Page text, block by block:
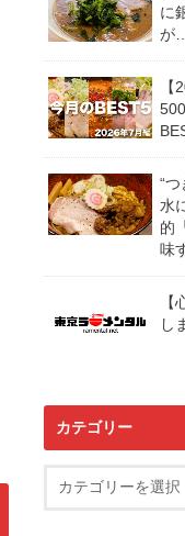
に
が
【
“
水
的
味
【
し
カテゴリー